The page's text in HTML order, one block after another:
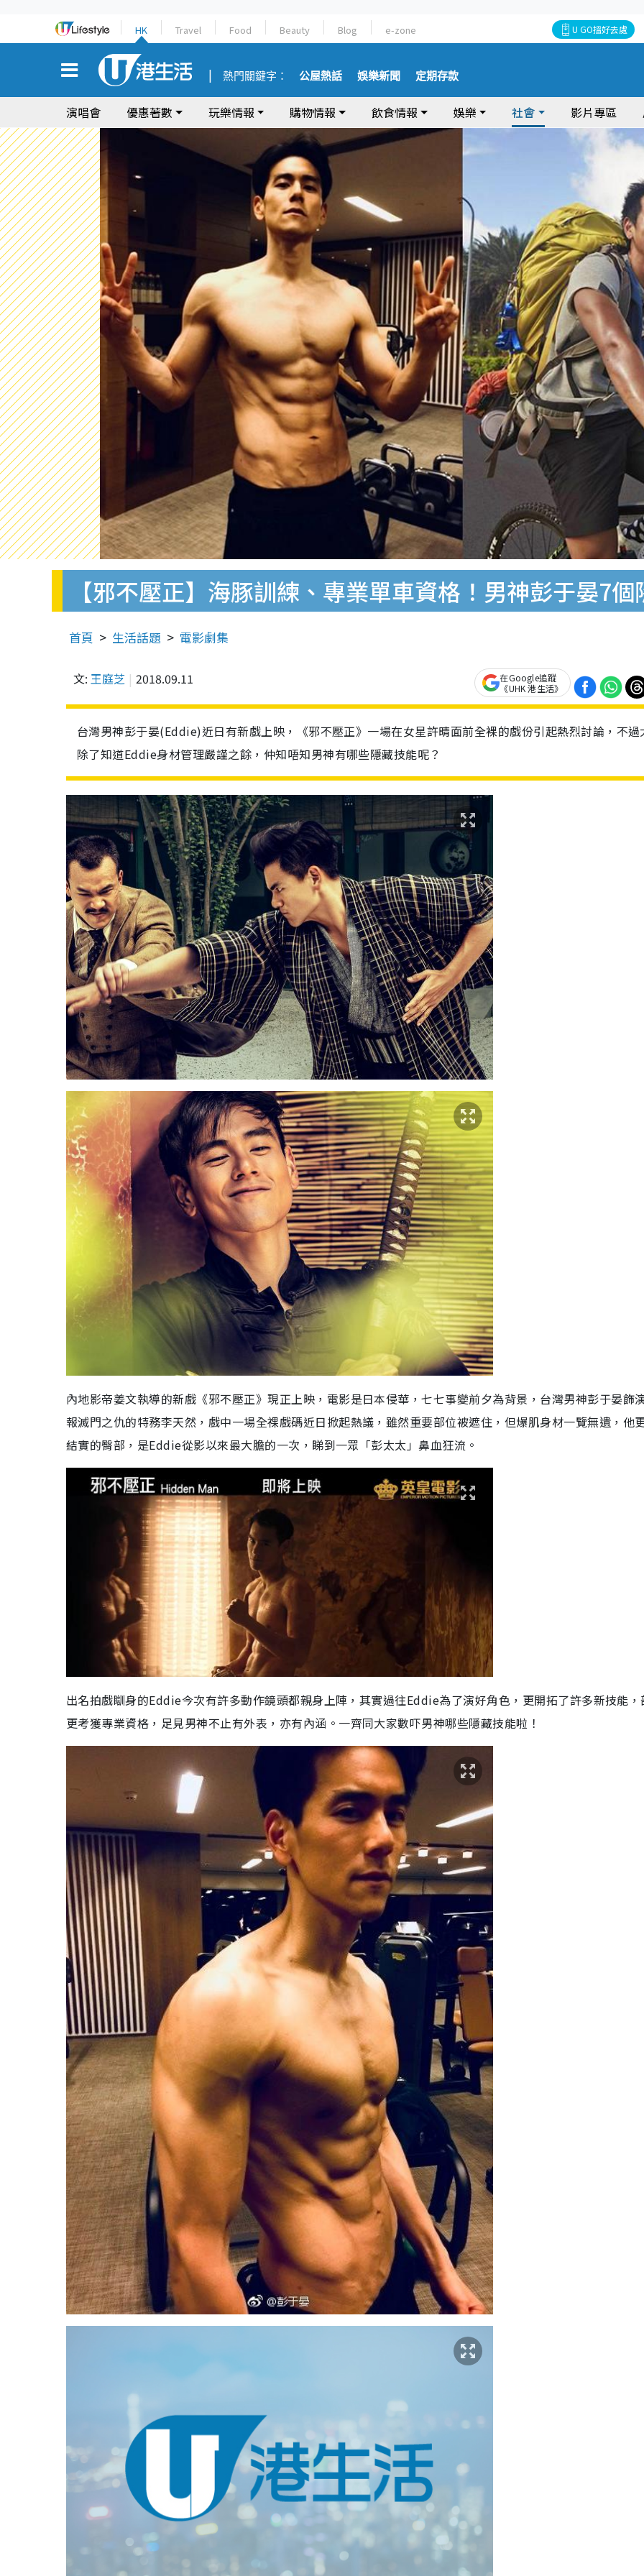
HK Travel Food Beauty Blog e-zone U GO搵好去處
熱門關鍵字： 公屋熱話 娛樂新聞 定期存款
演唱會 優惠著數 玩樂情報 購物情報 飲食情報 娛樂 社會 影片專區
【邪不壓正】海豚訓練、專業單車資格！男神彭于晏7
首頁 生活話題 電影劇集
文: 王庭芝 2018.09.11
在Google追蹤
《UHK 港生活》
台灣男神彭于晏(Eddie)近日有新戲上映，《邪不壓正》一場在女星許晴面前全裸的戲份引起熱烈討論，不過
除了知道Eddie身材管理嚴謹之餘，仲知唔知男神有哪些隱藏技能呢？
內地影帝姜文執導的新戲《邪不壓正》現正上映，電影是日本侵華，七七事變前夕為背景，台灣男神彭于晏飾
報滅門之仇的特務李天然，戲中一場全祼戲碼近日掀起熱議，雖然重要部位被遮住，但爆肌身材一覽無遺，他
結實的臀部，是Eddie從影以來最大膽的一次，睇到一眾「彭太太」鼻血狂流。
出名拍戲瞓身的Eddie今次有許多動作鏡頭都親身上陣，其實過往Eddie為了演好角色，更開拓了許多新技能，
更考獲專業資格，足見男神不止有外表，亦有內涵。一齊同大家數吓男神哪些隱藏技能啦！